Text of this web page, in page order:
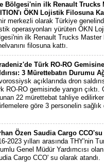
Bölgesi'nin ilk Renault Trucks
ÖKN Lojistik Filosuna
merkezli olarak Türkiye
operasyonları yürüten ÖKN
ilk Renault Trucks Master
filosuna kattı.
Türk RO-RO
3 Mürettebatın Durumu
açıklarında dron
RO-RO gemisinde yangın çıktı.
22 mürettebat tahliye
göre 3 personelin sağlık
Özen Saudia Cargo
2023 yılları arasında THY'nin
Genel Müdür Yardımcısı
Cargo CCO' su olarak atandı.